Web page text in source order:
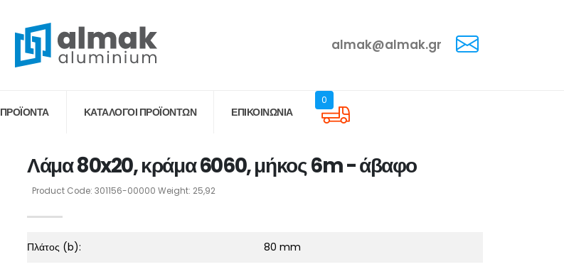
almak@almak.gr
ΠΡΟΪΟΝΤΑ ΚΑΤΆΛΟΓΟΙ ΠΡΟΪΌΝΤΩΝ ΕΠΙΚΟΙΝΩΝΙΑ
0
Λάμα 80x20, κράμα 6060, μήκος 6m - άβαφο
Product Code: 301156-00000 Weight: 25,92
Πλάτος (b): 80 mm